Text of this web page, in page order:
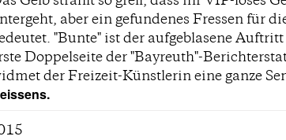
aber ein gefundenes Fressen für
"Bunte" ist der aufgeblasene
Doppelseite der "Bayreuth"-
der Freizeit-Künstlerin eine ganze